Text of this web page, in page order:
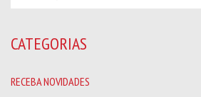
CATEGORIAS
RECEBA NOVIDADES